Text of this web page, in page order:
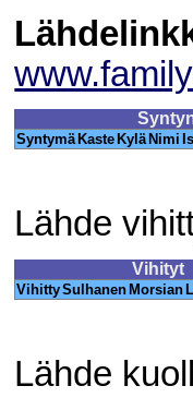
Syntymä Kaste Kylä Nimi
Lähde
Vihityt
VihittySulhanenMorsian
Lähde